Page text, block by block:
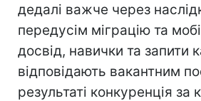
дедалі важче через
передусім міграцію та
досвід, навички та запити
відповідають вакантним
результаті конкуренція за